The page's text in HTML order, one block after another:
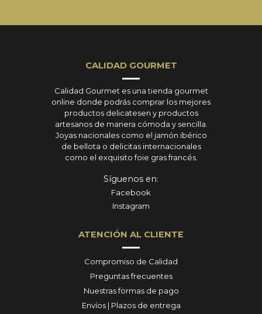
CALIDAD GOURMET
Calidad Gourmet es una tienda gourmet
online donde podrás comprar los mejores
productos delicatesen y productos
artesanos de manera cómoda y sencilla.
Joyas nacionales como el jamón ibérico
de bellota o delicitas internacionales
como el exquisito foie gras francés.
Síguenos en:
Facebook
Instagram
ATENCIÓN AL CLIENTE
Compromiso de Calidad
Preguntas frecuentes
Nuestras formas de pago
Envíos | Plazos de entrega